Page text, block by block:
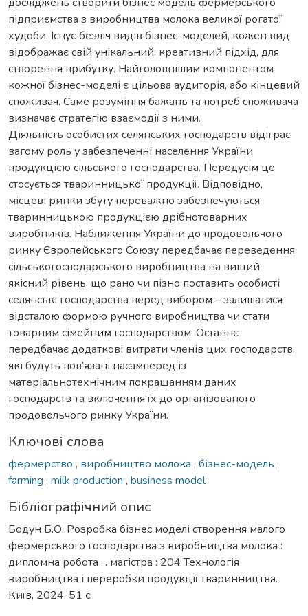
підприємства з виробництва молока великої рогатої
худоби. Існує безліч видів бізнес-моделей, кожен вид
відображає свій унікальний, креативний підхід, для
створення прибутку. Найголовнішим компонентом
кожної бізнес-моделі є цільова аудиторія, або кінцевий
споживач. Саме розуміння бажань та потреб споживача
визначає стратегію взаємодії з ними.
Діяльність особистих селянських господарств відіграє
вагому роль у забезпеченні населення України
продукцією сільського господарства. Передусім це
стосується тваринницької продукції. Відповідно,
місцеві ринки збуту переважно забезпечуються
тваринницькою продукцією дрібнотоварних
виробників. Наближення України до продовольчого
ринку Європейського Союзу передбачає переведення
сільськогосподарського виробництва на вищий
якісний рівень, що рано чи пізно поставить особисті
селянські господарства перед вибором – залишатися
відсталою формою ручного виробництва чи стати
товарним сімейним господарством. Останнє
передбачає додаткові витрати членів цих господарств,
які будуть пов’язані насамперед із
матеріальнотехнічним покращанням даних
господарств та включення їх до організованого
продовольчого ринку України.
Ключові слова
фермерство , виробництво молока , бізнес-модель ,
farming , milk production , business model
Бібліографічний опис
Бодун Б.О. Розробка бізнес моделі створення малого
фермерського господарства з виробництва молока :
дипломна робота ... магістра : 204 Технологія
виробництва і переробки продукції тваринництва.
Київ, 2024. 51 с.